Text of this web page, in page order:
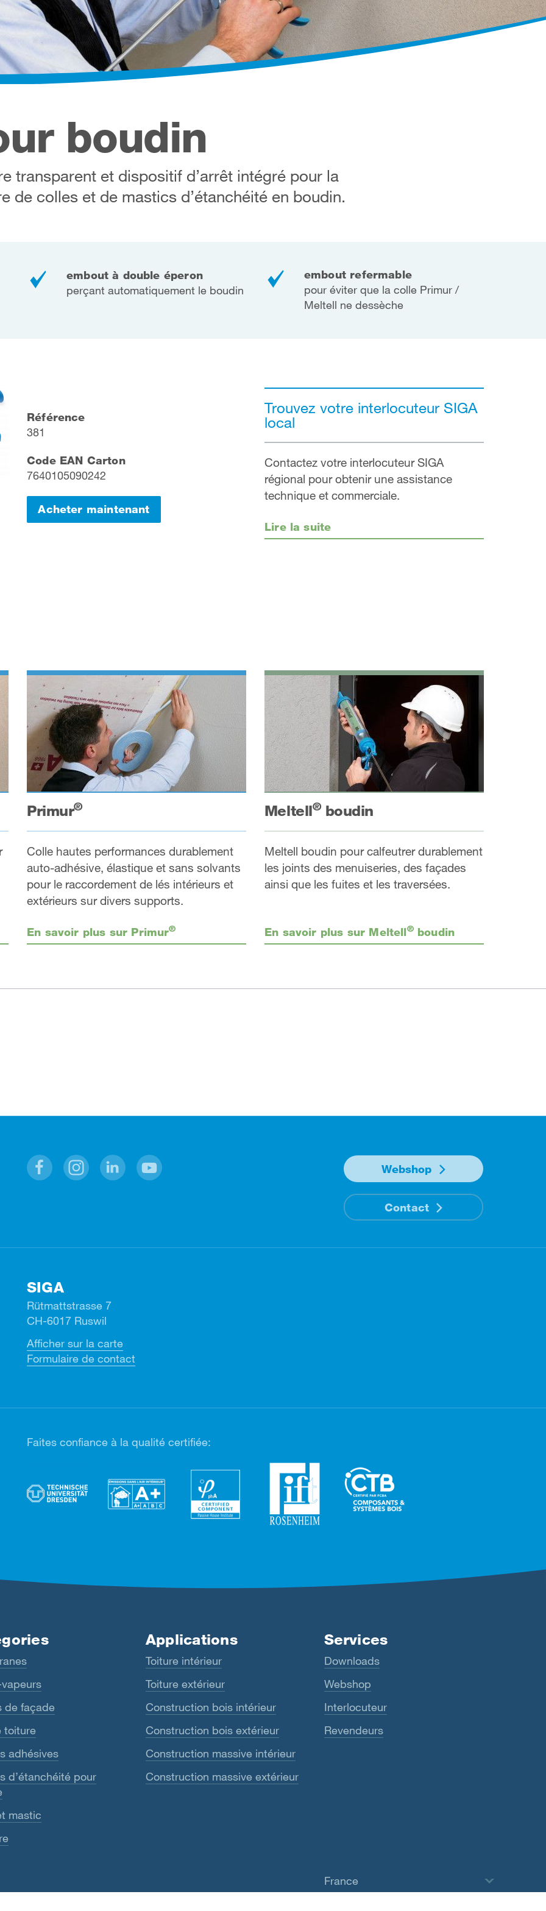
boudin
transparent et dispositif d’arrêt intégré pour la
de colles et de mastics d’étanchéité en boudin.
embout à double éperon
perçant automatiquement le boudin
embout refermable
pour éviter que la colle Primur /
Meltell ne dessèche
Référence
381
Code EAN Carton
7640105090242
Acheter maintenant
Trouvez votre interlocuteur SIGA
local
Contactez votre interlocuteur SIGA
régional pour obtenir une assistance
technique et commerciale.
Lire la suite
Primur®
Colle hautes performances durablement
auto-adhésive, élastique et sans solvants
pour le raccordement de lés intérieurs et
extérieurs sur divers supports.
En savoir plus sur Primur®
Meltell®boudin
Meltell boudin pour calfeutrer durablement
les joints des menuiseries, des façades
ainsi que les fuites et les traversées.
En savoir plus sur Meltell®boudin
Webshop
Contact
SIGA
Rütmattstrasse 7
CH-6017 Ruswil
Afficher sur la carte
Formulaire de contact
Faites confiance à la qualité certifiée:
de façade
toiture
adhésives
d’étanchéité pour
mastic
Applications
Toiture intérieur
Toiture extérieur
Construction bois intérieur
Construction bois extérieur
Construction massive intérieur
Construction massive extérieur
Services
Downloads
Webshop
Interlocuteur
Revendeurs
France